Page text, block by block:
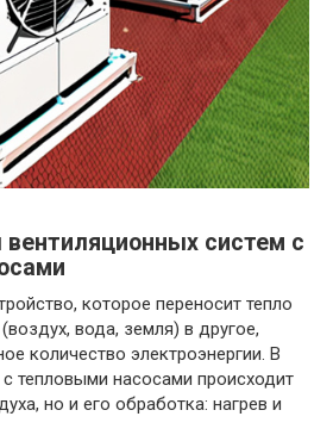
систем с
которое переносит тепло
вода, земля) в другое,
количество электроэнергии. В
с тепловыми насосами происходит
но и его обработка: нагрев и